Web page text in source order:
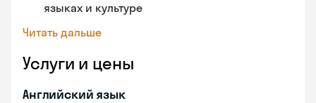
языках и культуре
Читать дальше
Услуги и цены
Английский язык